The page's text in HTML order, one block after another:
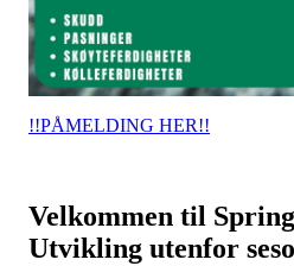
!!PÅMELDING HER!!
Velkommen til
Utvikling utenfor